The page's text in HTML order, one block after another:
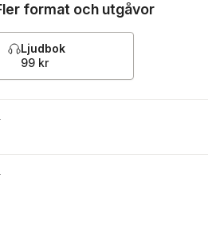
format och utgåvor
Ljudbok
99 kr